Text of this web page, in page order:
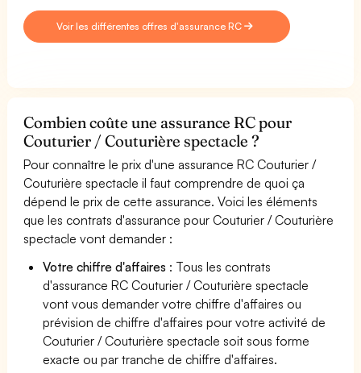
Voir les différentes offres d'assurance RC
Combien coûte une assurance RC pour
Couturier / Couturière spectacle ?
Pour connaître le prix d'une assurance RC Couturier /
Couturière spectacle il faut comprendre de quoi ça
dépend le prix de cette assurance. Voici les éléments
que les contrats d'assurance pour Couturier / Couturière
spectacle vont demander :
Votre chiffre d'affaires : Tous les contrats
d'assurance RC Couturier / Couturière spectacle
vont vous demander votre chiffre d'affaires ou
prévision de chiffre d'affaires pour votre activité de
Couturier / Couturière spectacle soit sous forme
exacte ou par tranche de chiffre d'affaires.